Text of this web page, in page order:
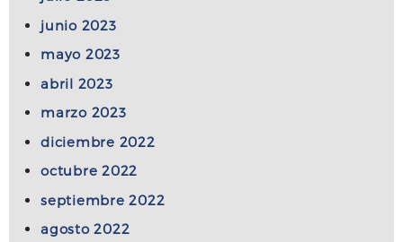
junio 2023
mayo 2023
abril 2023
marzo 2023
diciembre 2022
octubre 2022
septiembre 2022
agosto 2022